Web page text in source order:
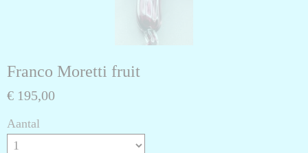
Franco Moretti fruit
€ 195,00
Aantal